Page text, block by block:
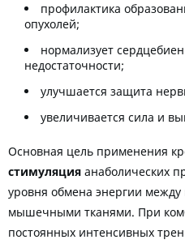
профилактика
опухолей;
нормализует
недостаточности;
улучшается защита
увеличивается сила и
Основная цель применения
стимуляцияанаболических
уровня обмена энергии
мышечными тканями. При
постоянных интенсивных